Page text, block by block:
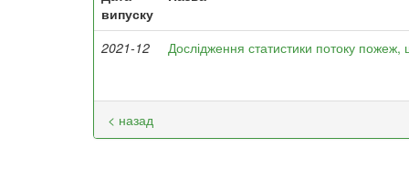
випуску
2021-12 Дослідження статистики потоку пожеж,
< назад